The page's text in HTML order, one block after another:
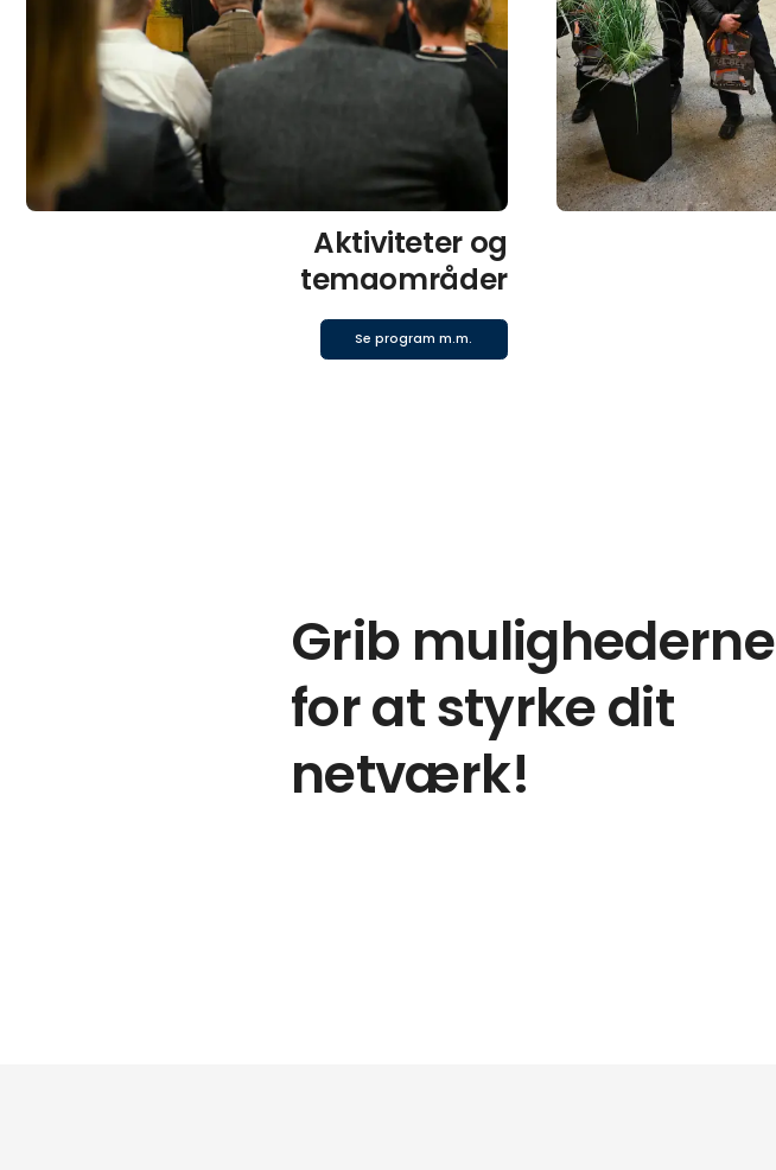
Aktiviteter og
temaområder
Se program m.m.
Grib mulighederne
for at styrke dit
netværk!